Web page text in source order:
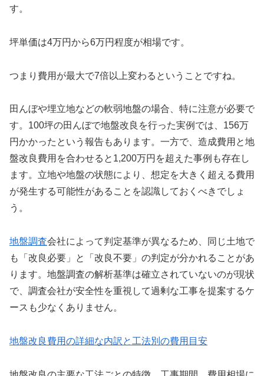
す。
坪単価は4万円から6万円程度が相場です。
つまり費用が最大で7倍以上変わるということですね。
田んぼや埋立地などの軟弱地盤の場合、特に注意が必要で
す。100坪の田んぼで地盤改良を行った実例では、156万
円かかったという報告もあります。一方で、造成費用と地
盤改良費用を合わせると1,200万円を超えた事例も存在し
ます。立地や地盤の状態により、想定を大きく超える費用
が発生する可能性があることを認識しておくべきでしょ
う。
地盤調査会社によって判定基準が異なるため、同じ土地で
も「改良必要」と「改良不要」の判定が分かれることがあ
ります。地盤調査の解析基準は確立されていないのが現状
で、調査会社が安全性を重視して過剰な工事を提案するケ
ースも少なくありません。
地盤改良費用の詳細な内訳と工法別の費用目安